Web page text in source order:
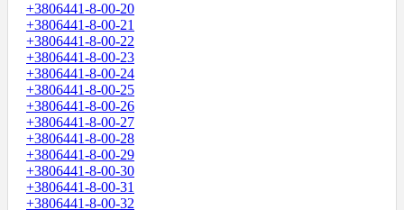
+3806441-8-00-20
+3806441-8-00-21
+3806441-8-00-22
+3806441-8-00-23
+3806441-8-00-24
+3806441-8-00-25
+3806441-8-00-26
+3806441-8-00-27
+3806441-8-00-28
+3806441-8-00-29
+3806441-8-00-30
+3806441-8-00-31
+3806441-8-00-32